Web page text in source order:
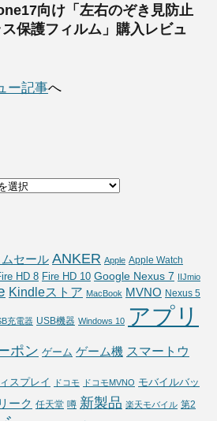
向け「左右のぞき見防止
ス保護フィルム」購入レビュ
ー記事へ
セール ANKER Apple Apple Watch
HD 8 Fire HD 10 Google Nexus 7 IIJmio
Kindleストア MacBook MVNO Nexus 5
充電器 USB機器 Windows 10 アプリ
ポン ゲーム ゲーム機 スマートウ
スプレイ ドコモ ドコモMVNO モバイルバッ
リーク 任天堂 噂 新製品 楽天モバイル 第2